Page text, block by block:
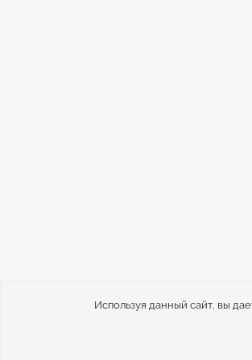
Force vector – продажа
Используя данный сайт, вы